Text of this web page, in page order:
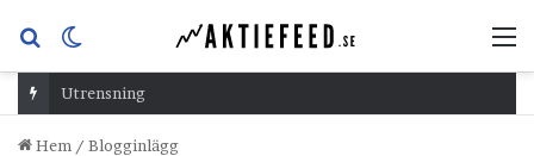
Sök
efterskin
Utrensning
Hem / Blogginlägg